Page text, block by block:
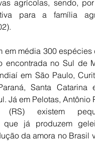
agrícolas, sendo,
para a família
em média 300 espécies
encontrada no Sul de
em São Paulo,
Santa Catarina
Já em Pelotas, Antônio
existem
que já produzem
da amora no Brasil